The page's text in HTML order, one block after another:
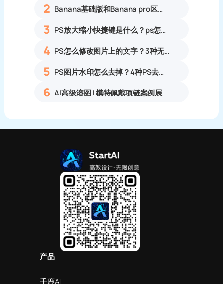
2 Banana基础版和Banana pro区别对比丨具体案例应用+使用教程
3 PS放大缩小快捷键是什么？ps怎么把图片拉大拉小？
4 PS怎么修改图片上的文字？3种无痕改字方法，新手也能搞定
5 PS图片水印怎么去掉？4种PS去水印方法教程无痕去除各类图片水印
6 AI高级溶图 | 模特佩戴项链案例展示
产品
千鹿AI